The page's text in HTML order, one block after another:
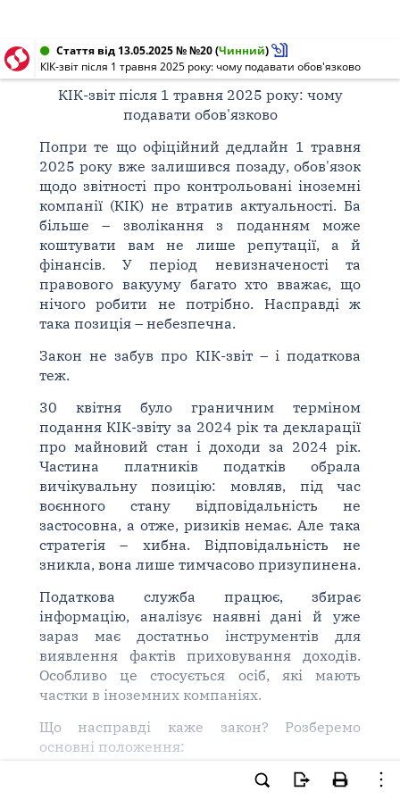
Стаття від 13.05.2025 № №20(Чинний)
КІК-звіт після 1 травня 2025 року: чому подавати обов'язково
КІК-звіт після 1 травня 2025 року: чому
подавати обов'язково
Попри те що офіційний дедлайн 1 травня
2025 року вже залишився позаду, обов'язок
щодо звітності про контрольовані іноземні
компанії (КІК) не втратив актуальності. Ба
більше – зволікання з поданням може
коштувати вам не лише репутації, а й
фінансів. У період невизначеності та
правового вакууму багато хто вважає, що
нічого робити не потрібно. Насправді ж
така позиція – небезпечна.
Закон не забув про КІК-звіт – і податкова
теж.
30 квітня було граничним терміном
подання КІК-звіту за 2024 рік та декларації
про майновий стан і доходи за 2024 рік.
Частина платників податків обрала
вичікувальну позицію: мовляв, під час
воєнного стану відповідальність не
застосовна, а отже, ризиків немає. Але така
стратегія – хибна. Відповідальність не
зникла, вона лише тимчасово призупинена.
Податкова служба працює, збирає
інформацію, аналізує наявні дані й уже
зараз має достатньо інструментів для
виявлення фактів приховування доходів.
Особливо це стосується осіб, які мають
частки в іноземних компаніях.
Що насправді каже закон? Розберемо
основні положення:
1. Штрафи за неподання КІК-звіту наразі